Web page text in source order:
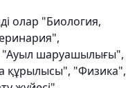
олар "Биология,
"Ауыл шаруашылығы",
құрылысы", "Физика",